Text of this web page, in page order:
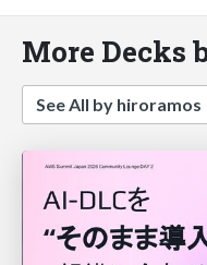
More Decks
See All by hiroramos